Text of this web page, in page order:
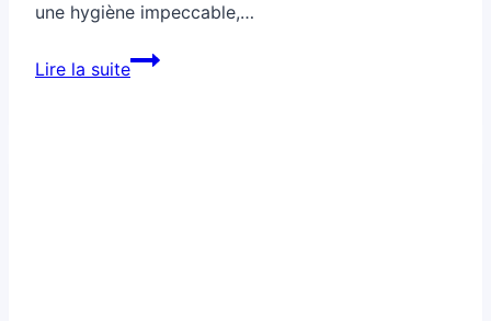
une hygiène impeccable,…
Lire la suiteComment